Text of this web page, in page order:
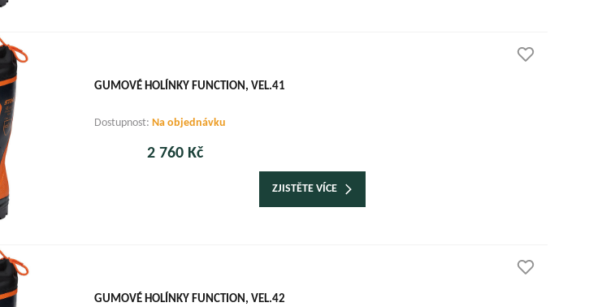
GUMOVÉ HOLÍNKY FUNCTION, VEL.41
Dostupnost: Na objednávku
2 760 Kč
ZJISTĚTE VÍCE
GUMOVÉ HOLÍNKY FUNCTION, VEL.42